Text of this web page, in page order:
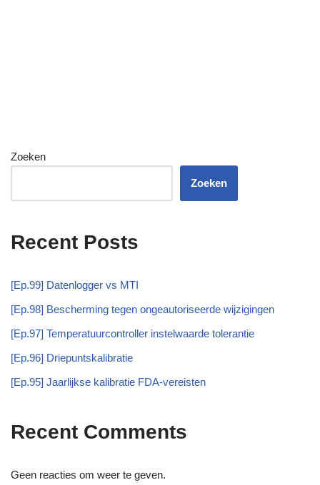
Zoeken
Zoeken
Recent Posts
[Ep.99] Datenlogger vs MTI
[Ep.98] Bescherming tegen ongeautoriseerde wijzigingen
[Ep.97] Temperatuurcontroller instelwaarde tolerantie
[Ep.96] Driepuntskalibratie
[Ep.95] Jaarlijkse kalibratie FDA-vereisten
Recent Comments
Geen reacties om weer te geven.